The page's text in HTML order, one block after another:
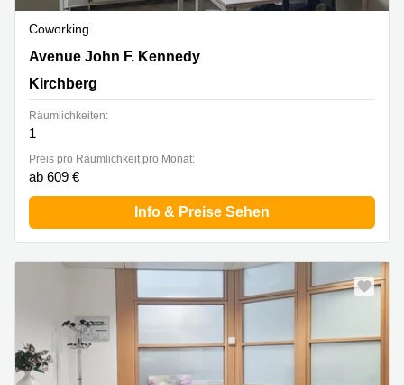
Coworking
43 avenue John F. Kennedy, Kirchberg
Avenue John F. Kennedy
Kirchberg
Räumlichkeiten:
1
Preis pro Räumlichkeit pro Monat:
ab 609 €
Info & Preise Sehen